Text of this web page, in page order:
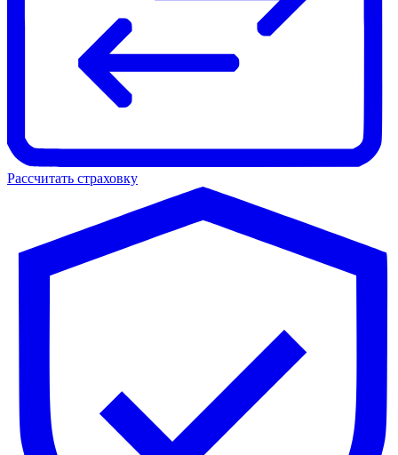
Рассчитать страховку